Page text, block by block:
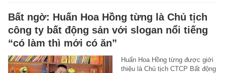
Bất ngờ: Huấn Hoa Hồng từng là Chủ tịch
công ty bất động sản với slogan nổi tiếng
“có làm thì mới có ăn”
Huấn Hoa Hồng từng được giới
thiệu là Chủ tịch CTCP Bất động